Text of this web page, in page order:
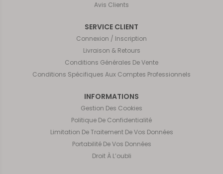
Avis Clients
SERVICE CLIENT
Connexion / Inscription
Livraison & Retours
Conditions Générales De Vente
Conditions Spécifiques Aux Comptes Professionnels
INFORMATIONS
Gestion Des Cookies
Politique De Confidentialité
Limitation De Traitement De Vos Données
Portabilité De Vos Données
Droit À L’oubli